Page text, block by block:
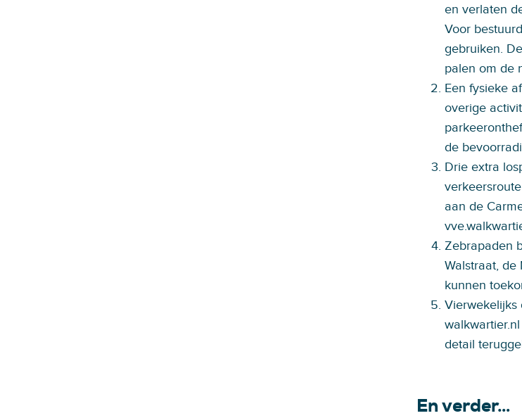
en verlaten
Voor
gebruiken.
palen om de
Een fysieke
overige
de
Drie extra
aan de
Zebrapaden
Walstraat,
kunnen
Vierwekelijks
detail
En verder…